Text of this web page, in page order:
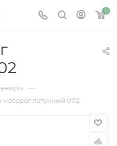
0
—
носорог латунный 002